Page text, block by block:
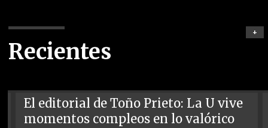
Recientes
+
El editorial de Toño Prieto: La U vive
momentos compleos en lo valórico